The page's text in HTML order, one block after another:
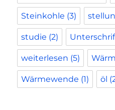
Steinkohle (3)
studie (2)
weiterlesen (5)
Wärmewende (1) öl